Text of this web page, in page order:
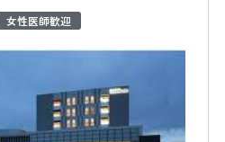
女性医師歓迎